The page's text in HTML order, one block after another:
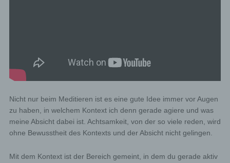
Nicht nur beim Meditieren ist es eine gute Idee immer vor Augen
zu haben, in welchem Kontext ich denn gerade agiere und was
meine Absicht dabei ist. Achtsamkeit, von der so viele reden, wird
ohne Bewusstheit des Kontexts und der Absicht nicht gelingen.
Mit dem Kontext ist der Bereich gemeint, in dem du gerade aktiv